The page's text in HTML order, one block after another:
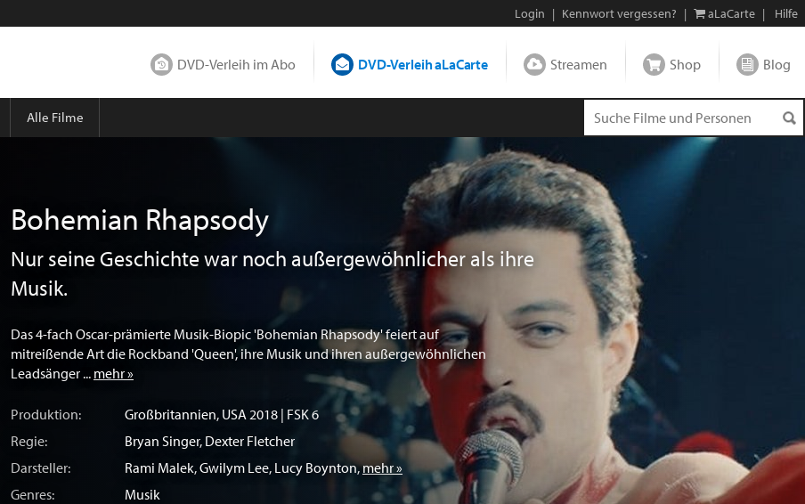
Login | Kennwort vergessen? | aLaCarte | Hilfe
DVD-Verleih im Abo DVD-Verleih aLaCarte Streamen Shop Blog
Alle Filme
Bohemian Rhapsody
Nur seine Geschichte war noch außergewöhnlicher als ihre
Musik.
Das 4-fach Oscar-prämierte Musik-Biopic 'Bohemian Rhapsody' feiert auf
mitreißende Art die Rockband 'Queen', ihre Musik und ihren außergewöhnlichen
Leadsänger ... mehr »
Produktion: Großbritannien, USA2018 | FSK 6
Regie:
Bryan Singer, Dexter Fletcher
Darsteller:
Rami Malek,Gwilym Lee, Lucy Boynton,mehr »
Genres:
Musik